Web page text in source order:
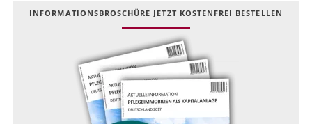
INFOR­MATIONS­BROSCHÜRE JETZT KOSTEN­FREI BESTELLEN